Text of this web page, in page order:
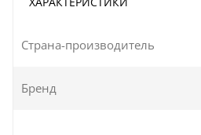
Страна-производитель
Бренд